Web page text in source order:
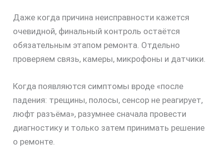
Даже когда причина неисправности кажется
очевидной, финальный контроль остаётся
обязательным этапом ремонта. Отдельно
проверяем связь, камеры, микрофоны и датчики.
Когда появляются симптомы вроде «после
падения: трещины, полосы, сенсор не реагирует,
люфт разъёма», разумнее сначала провести
диагностику и только затем принимать решение
о ремонте.
скидку
30%